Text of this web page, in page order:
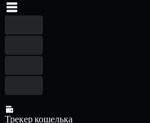
Трекер кошелька